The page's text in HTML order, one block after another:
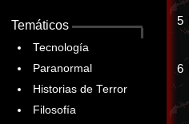
Temáticos
Tecnología
Paranormal
Historias de Terror
Filosofía
5
6